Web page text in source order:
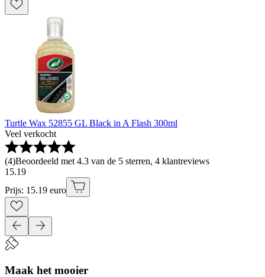
Turtle Wax 52855 GL Black in A Flash 300ml
Veel verkocht
(4)Beoordeeld met 4.3 van de 5 sterren, 4 klantreviews
15.19
Prijs: 15.19 euro
Maak het mooier